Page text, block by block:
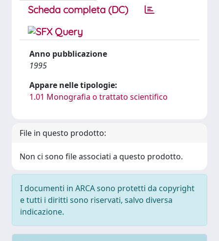
Scheda completa (DC)
Anno pubblicazione
1995
Appare nelle tipologie:
1.01 Monografia o trattato scientifico
File in questo prodotto:
Non ci sono file associati a questo prodotto.
I documenti in ARCA sono protetti da copyright
e tutti i diritti sono riservati, salvo diversa
indicazione.